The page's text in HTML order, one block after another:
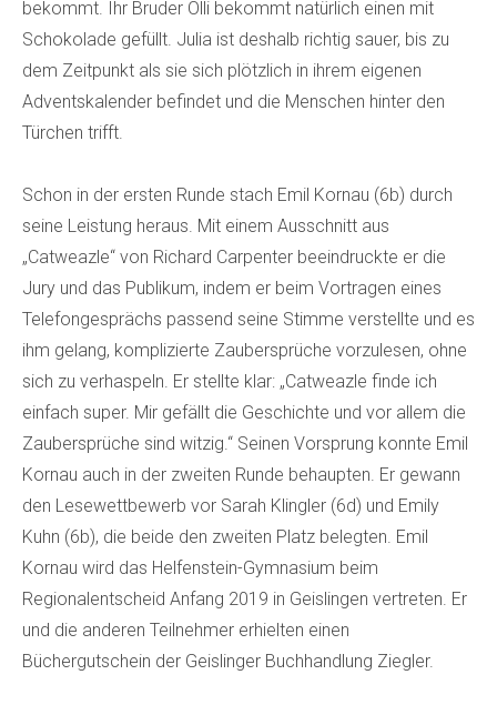
bekommt. Ihr Bruder Olli bekommt natürlich einen mit
Schokolade gefüllt. Julia ist deshalb richtig sauer, bis zu
dem Zeitpunkt als sie sich plötzlich in ihrem eigenen
Adventskalender befindet und die Menschen hinter den
Türchen trifft.
Schon in der ersten Runde stach Emil Kornau (6b) durch
seine Leistung heraus. Mit einem Ausschnitt aus
„Catweazle“ von Richard Carpenter beeindruckte er die
Jury und das Publikum, indem er beim Vortragen eines
Telefongesprächs passend seine Stimme verstellte und es
ihm gelang, komplizierte Zaubersprüche vorzulesen, ohne
sich zu verhaspeln. Er stellte klar: „Catweazle finde ich
einfach super. Mir gefällt die Geschichte und vor allem die
Zaubersprüche sind witzig.“ Seinen Vorsprung konnte Emil
Kornau auch in der zweiten Runde behaupten. Er gewann
den Lesewettbewerb vor Sarah Klingler (6d) und Emily
Kuhn (6b), die beide den zweiten Platz belegten. Emil
Kornau wird das Helfenstein-Gymnasium beim
Regionalentscheid Anfang 2019 in Geislingen vertreten. Er
und die anderen Teilnehmer erhielten einen
Büchergutschein der Geislinger Buchhandlung Ziegler.